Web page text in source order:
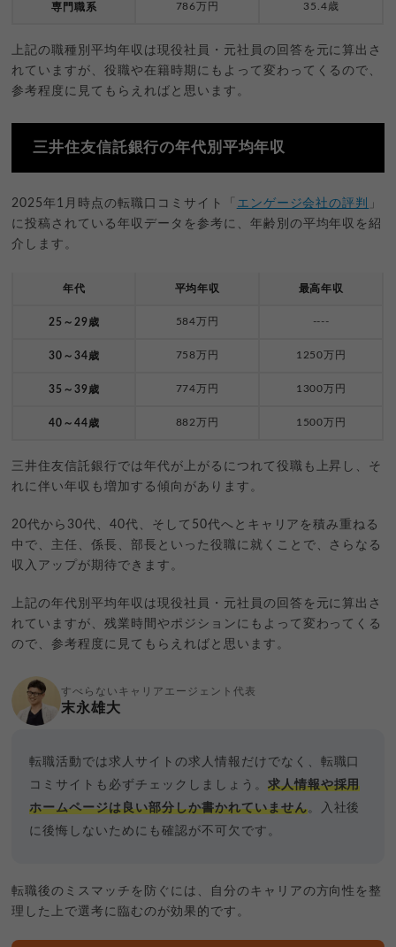
専門職系 786万円 35.4歳
上記の職種別平均年収は現役社員・元社員の回答を元に算出さ
れていますが、役職や在籍時期にもよって変わってくるので、
参考程度に見てもらえればと思います。
三井住友信託銀行の年代別平均年収
2025年1月時点の転職口コミサイト「 エンゲージ会社の評判
」
に投稿されている年収データを参考に、年齢別の平均年収を紹
介します。
年代 平均年収 最高年収
25～29歳 584万円 ----
30～34歳 758万円 1250万円
35～39歳 774万円 1300万円
40～44歳 882万円 1500万円
三井住友信託銀行では年代が上がるにつれて役職も上昇し、そ
れに伴い年収も増加する傾向があります。
20代から30代、40代、そして50代へとキャリアを積み重ねる
中で、主任、係長、部長といった役職に就くことで、さらなる
収入アップが期待できます。
上記の年代別平均年収は現役社員・元社員の回答を元に算出さ
れていますが、残業時間やポジションにもよって変わってくる
ので、参考程度に見てもらえればと思います。
すべらないキャリアエージェント代表
末永雄大
転職活動では求人サイトの求人情報だけでなく、転職口
コミサイトも必ずチェックしましょう。 求人情報や採用
ホームページは良い部分しか書かれていません。入社後
に後悔しないためにも確認が不可欠です。
転職後のミスマッチを防ぐには、自分のキャリアの方向性を整
理した上で選考に臨むのが効果的です。